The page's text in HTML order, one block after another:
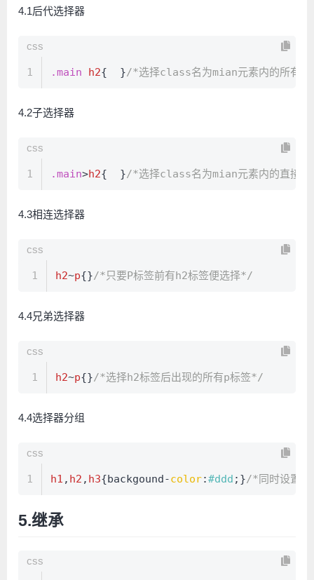
4.1后代选择器
css
1 .main h2{  }/*选择class名为mian元素内的所有
4.2子选择器
css
1 .main>h2{  }/*选择class名为mian元素内的直接
4.3相连选择器
css
1 h2~p{}/*只要P标签前有h2标签便选择*/
4.4兄弟选择器
css
1 h2~p{}/*选择h2标签后出现的所有p标签*/
4.4选择器分组
css
1 h1 , h2 , h3{backgound-color:#ddd ;}/*同时设置
5.继承
css